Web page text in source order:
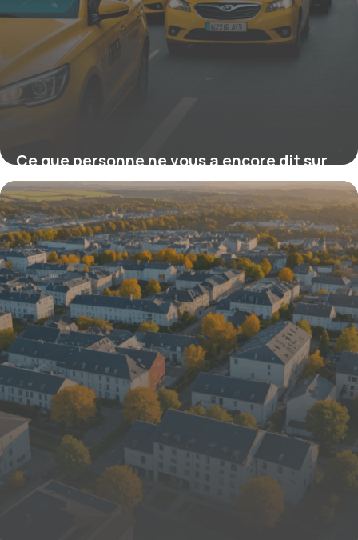
Ce que personne ne vous a encore dit sur
le coût d’une licence de taxi en 2025 : la
vérité exclusive qui pourrait tout changer
23 octobre 2025